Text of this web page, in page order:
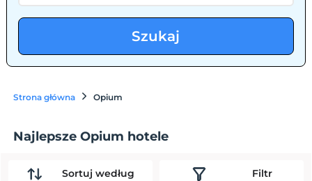
Szukaj
Strona główna Opium
Najlepsze Opium hotele
Sortuj według Filtr